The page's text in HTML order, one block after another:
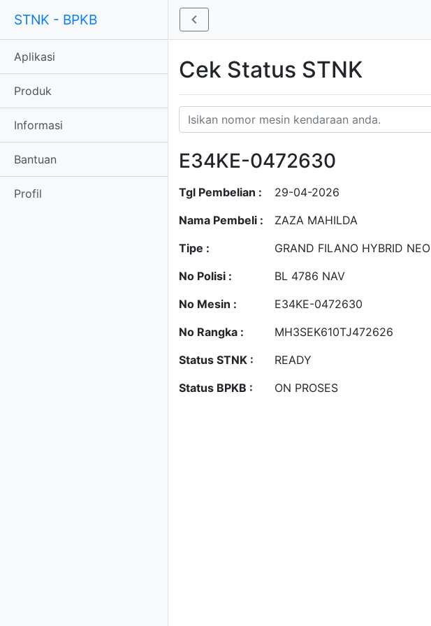
STNK - BPKB
Aplikasi
Produk
Informasi
Bantuan
Profil
Cek Status STNK
E34KE-0472630
Tgl Pembelian :
29-04-2026
Nama Pembeli :
ZAZA MAHILDA
Tipe :
GRAND FILANO HYBRID NEO
No Polisi :
BL 4786 NAV
No Mesin :
E34KE-0472630
No Rangka :
MH3SEK610TJ472626
Status STNK :
READY
Status BPKB :
ON PROSES